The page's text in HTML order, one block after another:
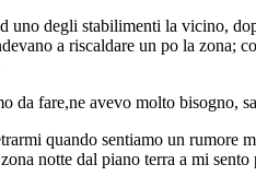
uno degli stabilimenti la vicino,
a riscaldare un po la zona;
da fare,ne avevo molto bisogno,
quando sentiamo un rumore
notte dal piano terra a mi